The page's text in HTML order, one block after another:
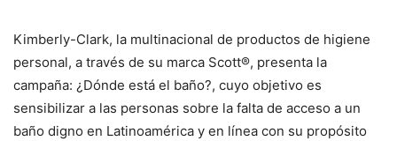
Kimberly-Clark, la multinacional de productos de higiene
personal, a través de su marca Scott®, presenta la
campaña: ¿Dónde está el baño?, cuyo objetivo es
sensibilizar a las personas sobre la falta de acceso a un
baño digno en Latinoamérica y en línea con su propósito